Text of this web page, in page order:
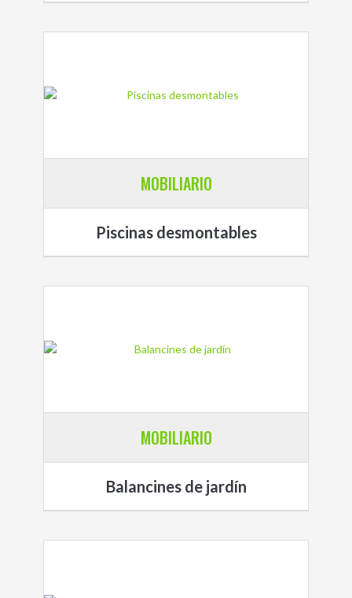
MOBILIARIO
Piscinas desmontables
MOBILIARIO
Balancines de jardín